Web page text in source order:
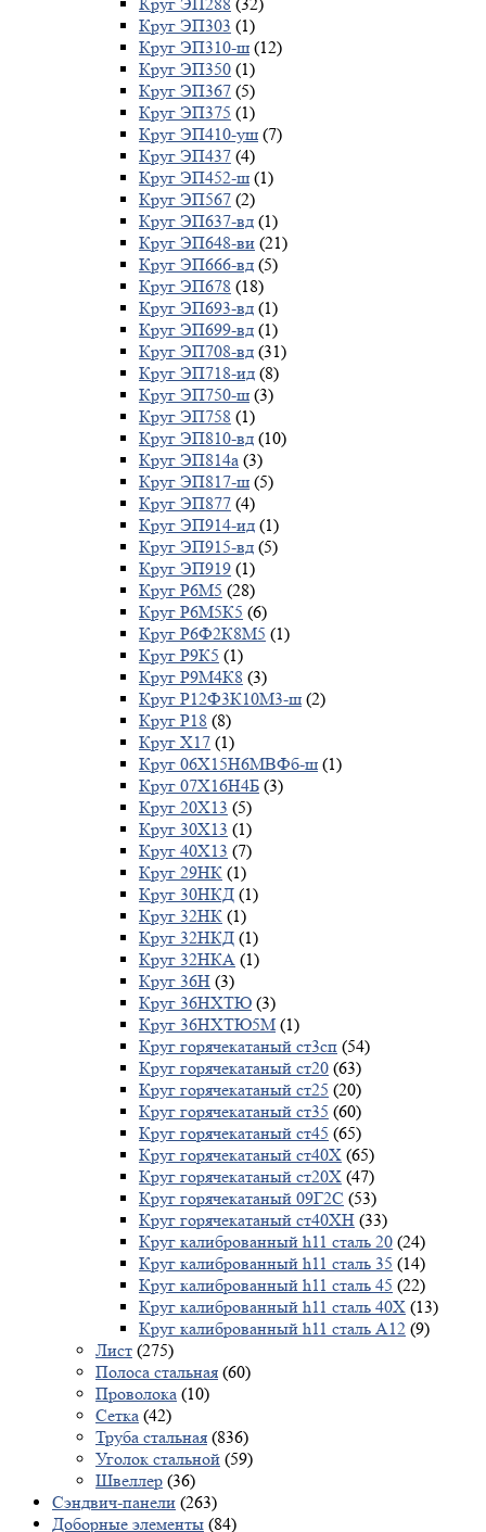
Круг ЭП303 (1)
Круг ЭП310-ш (12)
Круг ЭП350 (1)
Круг ЭП367 (5)
Круг ЭП375 (1)
Круг ЭП410-уш (7)
Круг ЭП437 (4)
Круг ЭП452-ш (1)
Круг ЭП567 (2)
Круг ЭП637-вд (1)
Круг ЭП648-ви (21)
Круг ЭП666-вд (5)
Круг ЭП678 (18)
Круг ЭП693-вд (1)
Круг ЭП699-вд (1)
Круг ЭП708-вд (31)
Круг ЭП718-ид (8)
Круг ЭП750-ш (3)
Круг ЭП758 (1)
Круг ЭП810-вд (10)
Круг ЭП814а (3)
Круг ЭП817-ш (5)
Круг ЭП877 (4)
Круг ЭП914-ид (1)
Круг ЭП915-вд (5)
Круг ЭП919 (1)
Круг Р6М5 (28)
Круг Р6М5К5 (6)
Круг Р6Ф2К8М5 (1)
Круг Р9К5 (1)
Круг Р9М4К8 (3)
Круг Р12Ф3К10М3-ш (2)
Круг Р18 (8)
Круг Х17 (1)
Круг 06Х15Н6МВФб-ш (1)
Круг 07Х16Н4Б (3)
Круг 20Х13 (5)
Круг 30Х13 (1)
Круг 40Х13 (7)
Круг 29НК (1)
Круг 30НКД (1)
Круг 32НК (1)
Круг 32НКД (1)
Круг 32НКА (1)
Круг 36Н (3)
Круг 36НХТЮ (3)
Круг 36НХТЮ5М (1)
Круг горячекатаный ст3сп (54)
Круг горячекатаный ст20 (63)
Круг горячекатаный ст25 (20)
Круг горячекатаный ст35 (60)
Круг горячекатаный ст45 (65)
Круг горячекатаный ст40Х (65)
Круг горячекатаный ст20Х (47)
Круг горячекатаный 09Г2С (53)
Круг горячекатаный ст40ХН (33)
Круг калиброванный h11 сталь 20 (24)
Круг калиброванный h11 сталь 35 (14)
Круг калиброванный h11 сталь 45 (22)
Круг калиброванный h11 сталь 40X (13)
Круг калиброванный h11 сталь А12 (9)
Лист (275)
Полоса стальная (60)
Проволока (10)
Сетка (42)
Труба стальная (836)
Уголок стальной (59)
Швеллер (36)
Сэндвич-панели (263)
Доборные элементы (84)